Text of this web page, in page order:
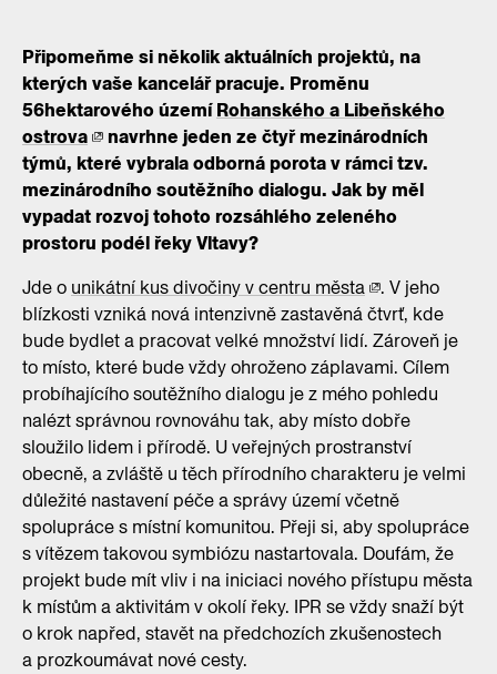
Připomeňme si několik aktuálních projektů, na
kterých vaše kancelář pracuje. Proměnu
56hektarového územíRohanského a Libeňského
ostrova
navrhne jeden ze čtyř mezinárodních
týmů, které vybrala odborná porota v rámci tzv.
mezinárodního soutěžního dialogu. Jak by měl
vypadat rozvoj tohoto rozsáhlého zeleného
prostoru podél řeky Vltavy?
Jde o unikátní kus divočiny v centru města
. V jeho
blízkosti vzniká nová intenzivně zastavěná čtvrť, kde
bude bydlet a pracovat velké množství lidí. Zároveň je
to místo, které bude vždy ohroženo záplavami. Cílem
probíhajícího soutěžního dialogu je z mého pohledu
nalézt správnou rovnováhu tak, aby místo dobře
sloužilo lidem i přírodě. U veřejných prostranství
obecně, a zvláště u těch přírodního charakteru je velmi
důležité nastavení péče a správy území včetně
spolupráce s místní komunitou. Přeji si, aby spolupráce
s vítězem takovou symbiózu nastartovala. Doufám, že
projekt bude mít vliv i na iniciaci nového přístupu města
k místům a aktivitám v okolí řeky. IPR se vždy snaží být
o krok napřed, stavět na předchozích zkušenostech
a prozkoumávat nové cesty.